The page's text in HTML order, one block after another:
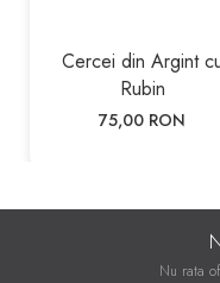
Cercei din Argint
Rubin
75,00 RON
Nu rata